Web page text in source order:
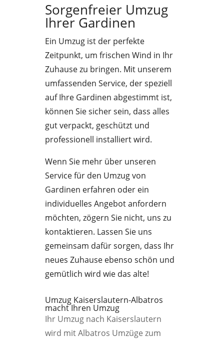
Sorgenfreier Umzug
Ihrer Gardinen
Ein Umzug ist der perfekte
Zeitpunkt, um frischen Wind in Ihr
Zuhause zu bringen. Mit unserem
umfassenden Service, der speziell
auf Ihre Gardinen abgestimmt ist,
können Sie sicher sein, dass alles
gut verpackt, geschützt und
professionell installiert wird.
Wenn Sie mehr über unseren
Service für den Umzug von
Gardinen erfahren oder ein
individuelles Angebot anfordern
möchten, zögern Sie nicht, uns zu
kontaktieren. Lassen Sie uns
gemeinsam dafür sorgen, dass Ihr
neues Zuhause ebenso schön und
gemütlich wird wie das alte!
Umzug Kaiserslautern-Albatros
macht Ihren Umzug
Ihr Umzug nach Kaiserslautern
wird mit Albatros Umzüge zum